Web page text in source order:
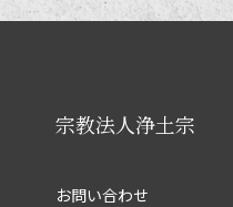
宗教法人浄土宗
お問い合わせ